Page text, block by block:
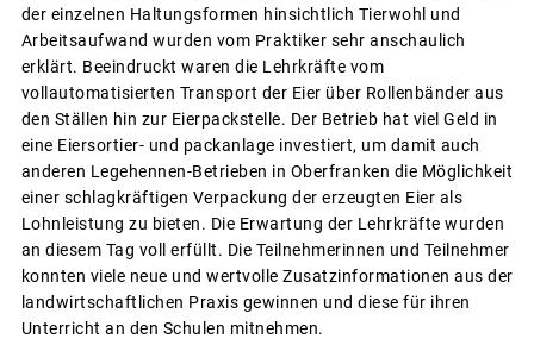
der einzelnen Haltungsformen hinsichtlich Tierwohl und
Arbeitsaufwand wurden vom Praktiker sehr anschaulich
erklärt. Beeindruckt waren die Lehrkräfte vom
vollautomatisierten Transport der Eier über Rollenbänder aus
den Ställen hin zur Eierpackstelle. Der Betrieb hat viel Geld in
eine Eiersortier- und packanlage investiert, um damit auch
anderen Legehennen-Betrieben in Oberfranken die Möglichkeit
einer schlagkräftigen Verpackung der erzeugten Eier als
Lohnleistung zu bieten. Die Erwartung der Lehrkräfte wurden
an diesem Tag voll erfüllt. Die Teilnehmerinnen und Teilnehmer
konnten viele neue und wertvolle Zusatzinformationen aus der
landwirtschaftlichen Praxis gewinnen und diese für ihren
Unterricht an den Schulen mitnehmen.